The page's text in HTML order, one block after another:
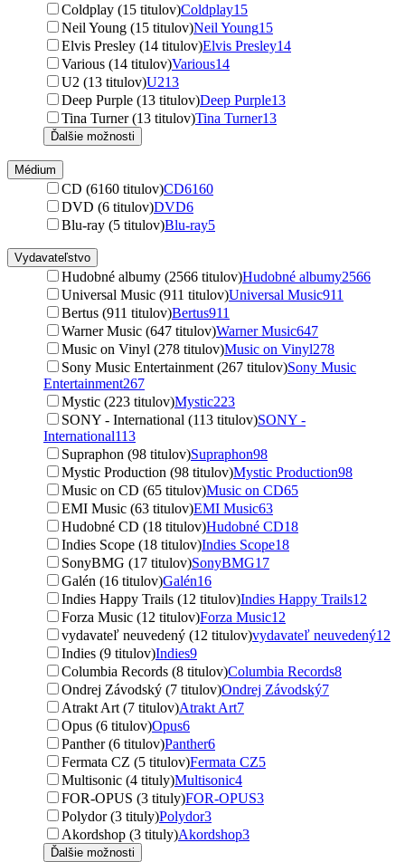
Coldplay (15 titulov)Coldplay15
Neil Young (15 titulov)Neil Young15
Elvis Presley (14 titulov)Elvis Presley14
Various (14 titulov)Various14
U2 (13 titulov)U213
Deep Purple (13 titulov)Deep Purple13
Tina Turner (13 titulov)Tina Turner13
Ďalšie možnosti
Médium
CD (6160 titulov)CD6160
DVD (6 titulov)DVD6
Blu-ray (5 titulov)Blu-ray5
Vydavateľstvo
Hudobné albumy (2566 titulov)Hudobné albumy2566
Universal Music (911 titulov)Universal Music911
Bertus (911 titulov)Bertus911
Warner Music (647 titulov)Warner Music647
Music on Vinyl (278 titulov)Music on Vinyl278
Sony Music Entertainment (267 titulov)Sony Music
Entertainment267
Mystic (223 titulov)Mystic223
SONY - International (113 titulov)SONY -
International113
Supraphon (98 titulov)Supraphon98
Mystic Production (98 titulov)Mystic Production98
Music on CD (65 titulov)Music on CD65
EMI Music (63 titulov)EMI Music63
Hudobné CD (18 titulov)Hudobné CD18
Indies Scope (18 titulov)Indies Scope18
SonyBMG (17 titulov)SonyBMG17
Galén (16 titulov)Galén16
Indies Happy Trails (12 titulov)Indies Happy Trails12
Forza Music (12 titulov)Forza Music12
vydavateľ neuvedený (12 titulov)vydavateľ neuvedený12
Indies (9 titulov)Indies9
Columbia Records (8 titulov)Columbia Records8
Ondrej Závodský (7 titulov)Ondrej Závodský7
Atrakt Art (7 titulov)Atrakt Art7
Opus (6 titulov)Opus6
Panther (6 titulov)Panther6
Fermata CZ (5 titulov)Fermata CZ5
Multisonic (4 tituly)Multisonic4
FOR-OPUS (3 tituly)FOR-OPUS3
Polydor (3 tituly)Polydor3
Akordshop (3 tituly)Akordshop3
Ďalšie možnosti